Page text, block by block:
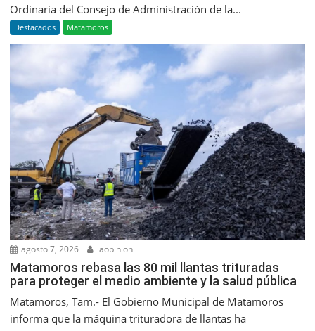
Ordinaria del Consejo de Administración de la...
Destacados Matamoros
agosto 7, 2026 laopinion
Matamoros rebasa las 80 mil llantas trituradas
para proteger el medio ambiente y la salud pública
Matamoros, Tam.- El Gobierno Municipal de Matamoros
informa que la máquina trituradora de llantas ha